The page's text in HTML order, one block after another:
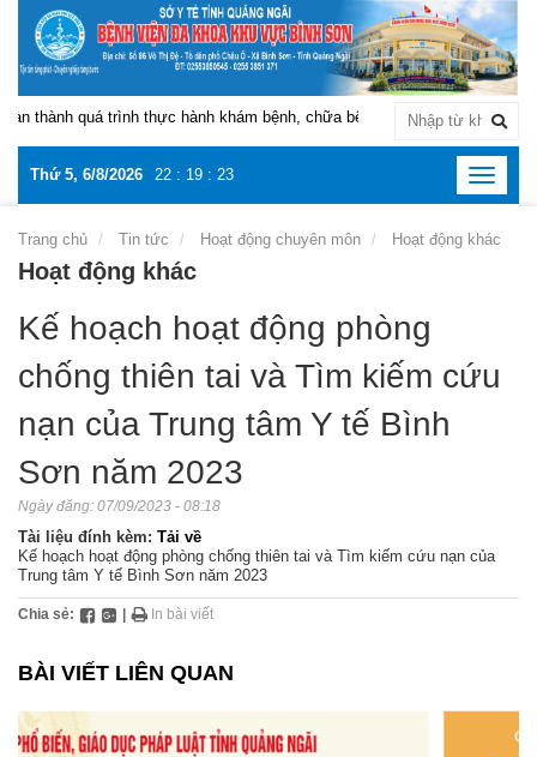
thành quá trình thực hành khám bệnh, chữa bệnh tại Bệnh viện Đa khoa
Thứ 5, 6/8/2026 22 : 19 : 23
Toggle
Trang chủ Tin tức Hoạt động chuyên môn Hoạt động khác
Hoạt động khác
Kế hoạch hoạt động phòng
chống thiên tai và Tìm kiếm cứu
nạn của Trung tâm Y tế Bình
Sơn năm 2023
Ngày đăng: 07/09/2023 - 08:18
Tài liệu đính kèm: Tải về
Kế hoạch hoạt động phòng chống thiên tai và Tìm kiếm cứu nạn của
Trung tâm Y tế Bình Sơn năm 2023
Chia sẻ: | In bài viết
BÀI VIẾT LIÊN QUAN